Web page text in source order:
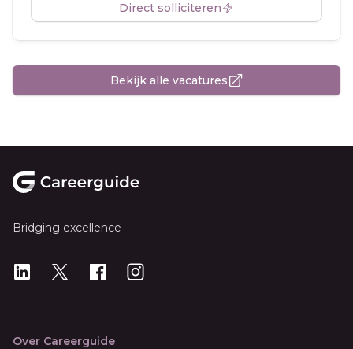
Direct solliciteren
Bekijk alle vacatures
Bridging excellence
LinkedIn
X Instagram
Over Careerguide